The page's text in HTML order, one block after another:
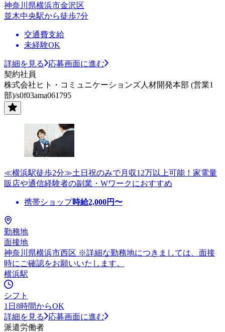
神奈川県横浜市金沢区
並木中央駅から徒歩7分
交通費支給
未経験OK
詳細を見る
応募画面に進む
契約社員
株式会社ヒト・コミュニケーションズ人材開発本部 (営業1
部)/s0f03ama061795
≪横浜駅徒歩2分≫土日祝のみで月収12万以上可能！家電量
販店や通信経験者の副業・Wワークにおすすめ
携帯ショップ時給2,000円〜
勤務地
面接地
神奈川県横浜市西区 ※詳細な勤務地につきましては、面接
時にご確認をお願いいたします。
横浜駅
シフト
1日8時間からOK
詳細を見る
応募画面に進む
派遣労働者